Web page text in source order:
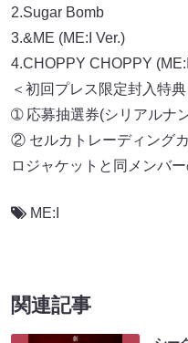
2.Sugar Bomb
3.&ME (ME:I Ver.)
4.CHOPPY CHOPPY
＜初回プレス限定封入特典
➀ 応募抽選券(シリアルナ
② セルカトレーディング
ロジャケットと同メンバ
ME:I
関連記事